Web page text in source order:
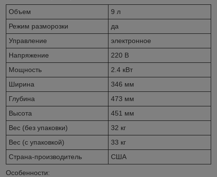
Объем
9 л
Режим разморозки
да
Управление
электронное
Напряжение
220 В
Мощность
2.4 кВт
Ширина
346 мм
Глубина
473 мм
Высота
451 мм
Вес (без упаковки)
32 кг
Вес (с упаковкой)
33 кг
Страна-производитель
США
Особенности: